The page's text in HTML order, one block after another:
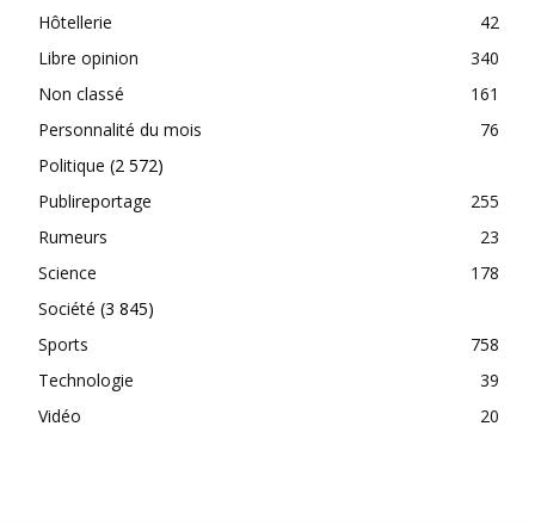
Hôtellerie
42
Libre opinion
340
Non classé
161
Personnalité du mois
76
Politique (2 572)
Publireportage
255
Rumeurs
23
Science
178
Société (3 845)
Sports
758
Technologie
39
Vidéo
20